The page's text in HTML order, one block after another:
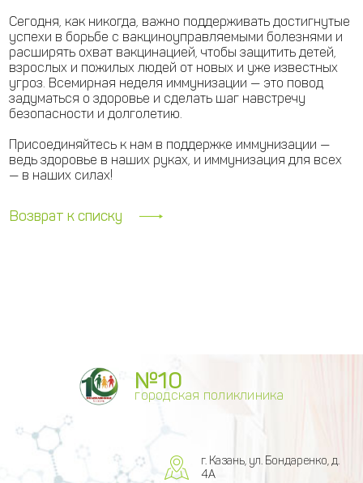
Сегодня, как никогда, важно поддерживать достигнутые
успехи в борьбе с вакциноуправляемыми болезнями и
расширять охват вакцинацией, чтобы защитить детей,
взрослых и пожилых людей от новых и уже известных
угроз. Всемирная неделя иммунизации — это повод
задуматься о здоровье и сделать шаг навстречу
безопасности и долголетию.
Присоединяйтесь к нам в поддержке иммунизации —
ведь здоровье в наших руках, и иммунизация для всех
— в наших силах!
Возврат к списку
№10
городская поликлиника
г. Казань, ул. Бондаренко, д.
4А